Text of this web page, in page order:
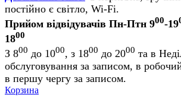
постійно є світло, Wi-Fi.
Прийом відвідувачів Пн-Птн 900-19
1800
З 800 до 1000, з 1800 до 2000 та в
обслуговування за записом, в
в першу чергу за записом.
Корзина